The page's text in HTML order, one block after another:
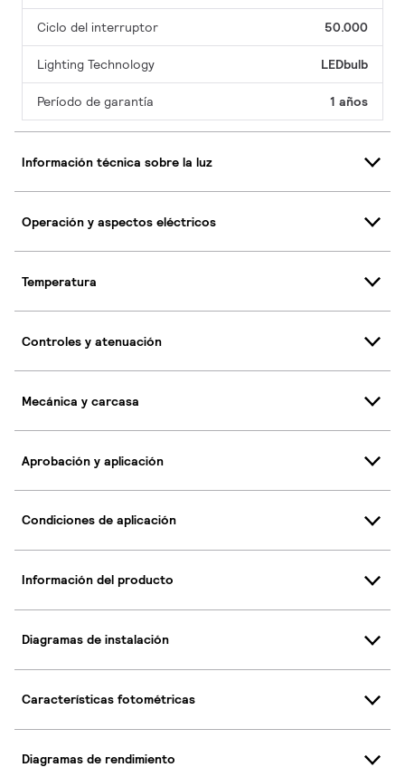
Ciclo del interruptor 50.000
Lighting Technology LEDbulb
Período de garantía 1 años
Información técnica sobre la luz
Operación y aspectos eléctricos
Temperatura
Controles y atenuación
Mecánica y carcasa
Aprobación y aplicación
Condiciones de aplicación
Información del producto
Diagramas de instalación
Características fotométricas
Diagramas de rendimiento